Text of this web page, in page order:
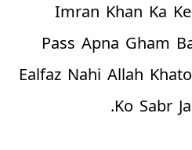
Imran Khan Ka
Pass Apna Gham
Ealfaz Nahi Allah
Ko Sabr